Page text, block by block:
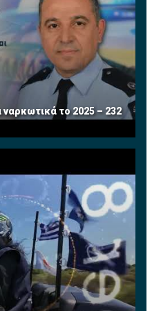
προσφέρονται. Εσείς δεν
να προχωρήσουν.
και
και ψύξη σε
καθαρισμός όμβριων
το 2025 – 232